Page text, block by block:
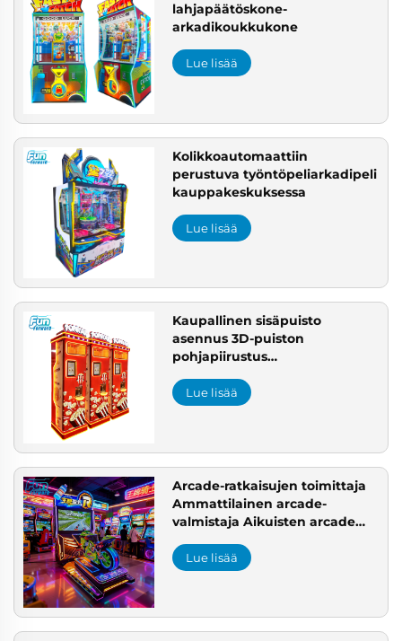
lahjapäätöskone-
arkadikoukkukone
Lue lisää
Kolikkoautomaattiin
perustuva työntöpeliarkadipeli
kauppakeskuksessa
Lue lisää
Kaupallinen sisäpuisto
asennus 3D-puiston
pohjapiirustus
puistojen arcadelle
Eurooppaan
Lue lisää
Arcade-ratkaisujen toimittaja
Ammattilainen arcade-
valmistaja Aikuisten arcade
sisäpuhallusleikkipuisto -
ratkaisu
Lue lisää